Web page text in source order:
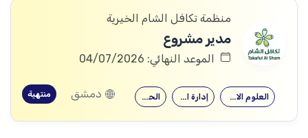
منظمة تكافل الشام الخيرية
مدير مشروع
الموعد النهائي: 04/07/2026
الحقوق إدارة الأعمال العلوم الاجتماعية دمشق منتهية